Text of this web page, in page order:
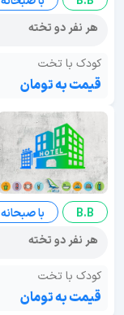
هر نفر دو تخته
کودک با تخت
قیمت به تومان
B.B
با صبحانه
هر نفر دو تخته
کودک با تخت
قیمت به تومان